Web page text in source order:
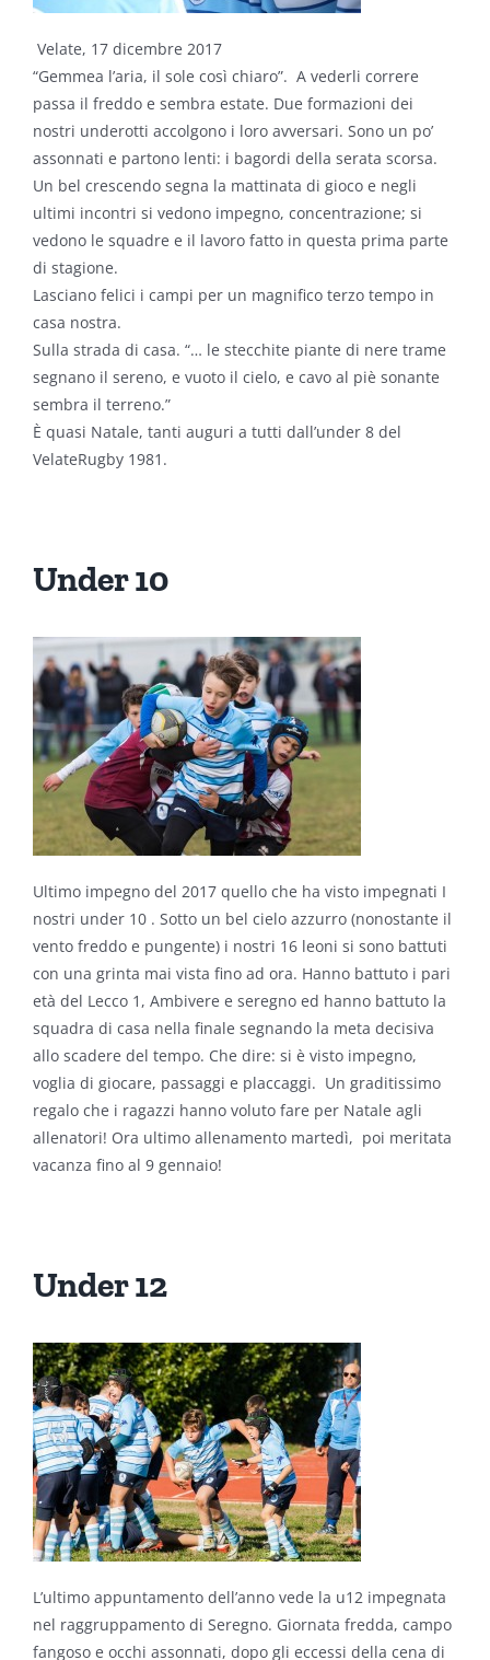
Velate, 17 dicembre 2017
“Gemmea l’aria, il sole così chiaro”. A vederli correre
passa il freddo e sembra estate. Due formazioni dei
nostri underotti accolgono i loro avversari. Sono un po’
assonnati e partono lenti: i bagordi della serata scorsa.
Un bel crescendo segna la mattinata di gioco e negli
ultimi incontri si vedono impegno, concentrazione; si
vedono le squadre e il lavoro fatto in questa prima parte
di stagione.
Lasciano felici i campi per un magnifico terzo tempo in
casa nostra.
Sulla strada di casa. “… le stecchite piante di nere trame
segnano il sereno, e vuoto il cielo, e cavo al piè sonante
sembra il terreno.”
È quasi Natale, tanti auguri a tutti dall’under 8 del
VelateRugby 1981.
Under 10
Ultimo impegno del 2017 quello che ha visto impegnati I
nostri under 10 . Sotto un bel cielo azzurro (nonostante il
vento freddo e pungente) i nostri 16 leoni si sono battuti
con una grinta mai vista fino ad ora. Hanno battuto i pari
età del Lecco 1, Ambivere e seregno ed hanno battuto la
squadra di casa nella finale segnando la meta decisiva
allo scadere del tempo. Che dire: si è visto impegno,
voglia di giocare, passaggi e placcaggi. Un graditissimo
regalo che i ragazzi hanno voluto fare per Natale agli
allenatori! Ora ultimo allenamento martedì, poi meritata
vacanza fino al 9 gennaio!
Under 12
L’ultimo appuntamento dell’anno vede la u12 impegnata
nel raggruppamento di Seregno. Giornata fredda, campo
fangoso e occhi assonnati, dopo gli eccessi della cena di